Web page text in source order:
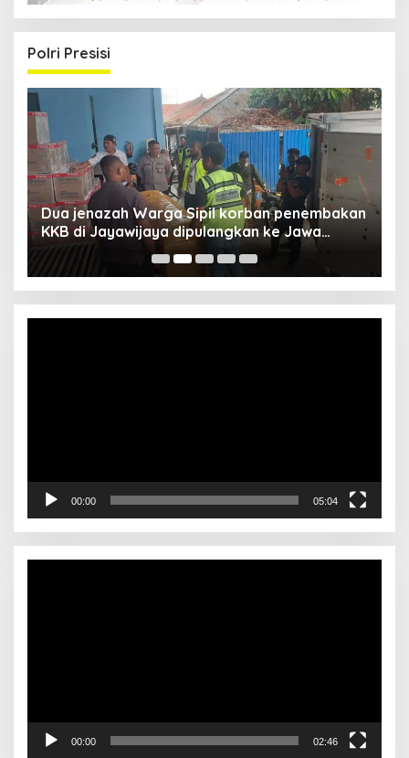
Polri Presisi
Dua jenazah Warga Sipil korban penembakan
KKB di Jayawijaya dipulangkan ke Jawa
Barat, Kaops Damai Cartenz: Kami terus buru
pelakunya
00:00 05:04
00:00 02:46